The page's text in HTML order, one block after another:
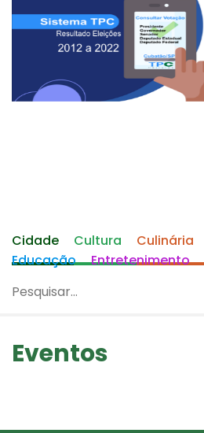
Cidade Cultura Culinária
Educação
Entretenimento
Eventos